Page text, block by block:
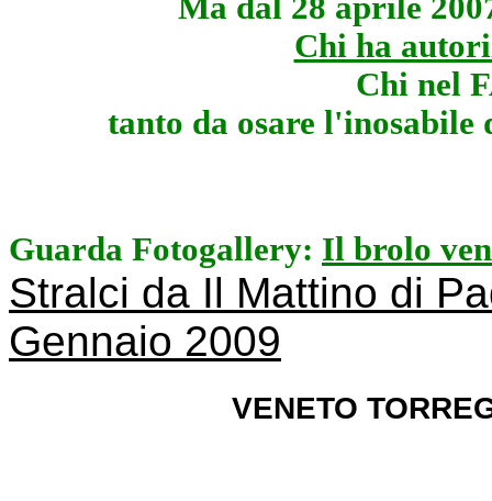
Ma dal 28 aprile
Chi ha
Chi nel
tanto da osare
Guarda Fotogallery: Il brolo
Stralci da Il Mattino di
Gennaio 2009
VENETO